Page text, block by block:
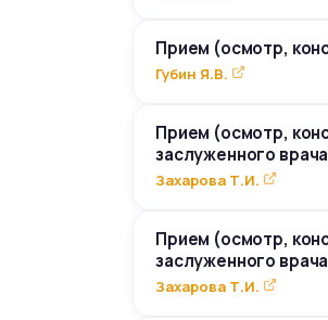
Прием (осмотр,
Губин Я.В.
Прием (осмотр,
заслуженного
Захарова Т.И.
Прием (осмотр,
заслуженного
Захарова Т.И.